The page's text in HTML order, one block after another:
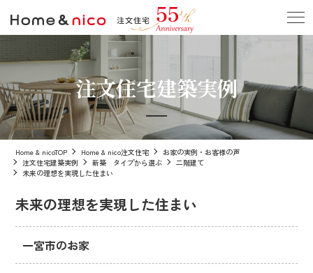
注文住宅建築実例
Home & nicoTOP Home & nico注文住宅
お家の実例・お客様の声
注文住宅建築実例
新築 タイプから選ぶ
二階建て
未来の理想を実現した住まい
未来の理想を実現した住まい
一宮市のお家